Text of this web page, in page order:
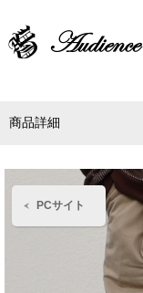
PCサイト
商品詳細